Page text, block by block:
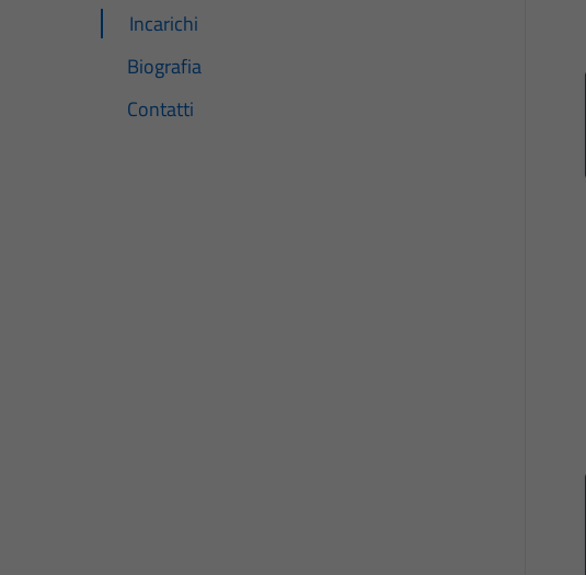
Incarichi
Biografia
Contatti